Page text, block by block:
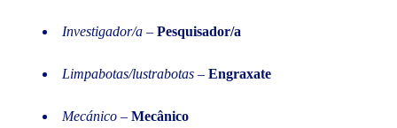
Investigador/a – Pesquisador/a
Limpabotas/lustrabotas – Engraxate
Mecánico – Mecânico